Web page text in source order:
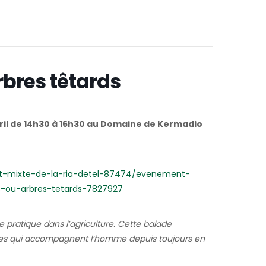
têtards
de 14h30 à 16h30 au Domaine de Kermadio
mixte-de-la-ria-detel-87474/evenement-
arbres-tetards-7827927
dans l’agriculture. Cette balade
qui accompagnent l’homme depuis toujours en